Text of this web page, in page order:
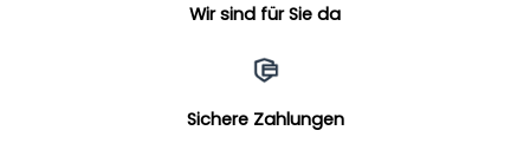
Wir sind für Sie da
Sichere Zahlungen